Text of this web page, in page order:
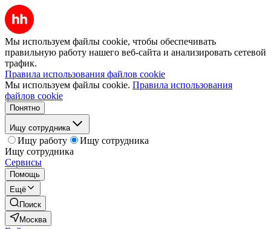
Мы используем файлы cookie, чтобы обеспечивать
правильную работу нашего веб-сайта и анализировать сетевой
трафик.
Правила использования файлов cookie
Мы используем файлы cookie. Правила использования
файлов cookie
Понятно
Ищу сотрудника
Ищу работу
Ищу сотрудника
Ищу сотрудника
Сервисы
Помощь
Ещё
Поиск
Москва